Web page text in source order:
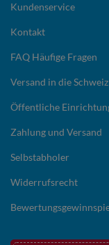
Kundenservice
Kontakt
FAQ Häufige Fragen
Versand in die Schweiz
Öffentliche
Zahlung und Versand
Selbstabholer
Widerrufsrecht